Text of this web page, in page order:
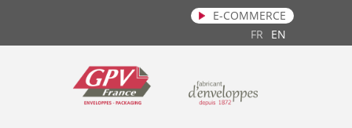
E-COMMERCE
FR
EN